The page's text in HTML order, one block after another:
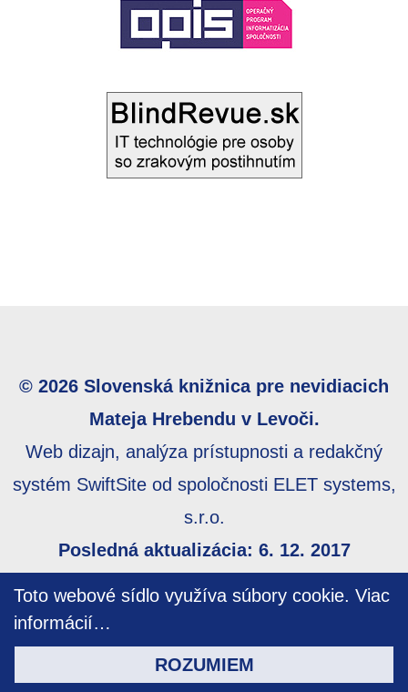
Toto webové sídlo využíva súbory cookie. Viac
informácií…
ROZUMIEM
© 2026 Slovenská knižnica pre nevidiacich
Mateja Hrebendu v Levoči.
Web dizajn, analýza prístupnosti a redakčný
systém SwiftSite od spoločnosti ELET systems,
s.r.o.
Posledná aktualizácia: 6. 12. 2017
prístupnosti